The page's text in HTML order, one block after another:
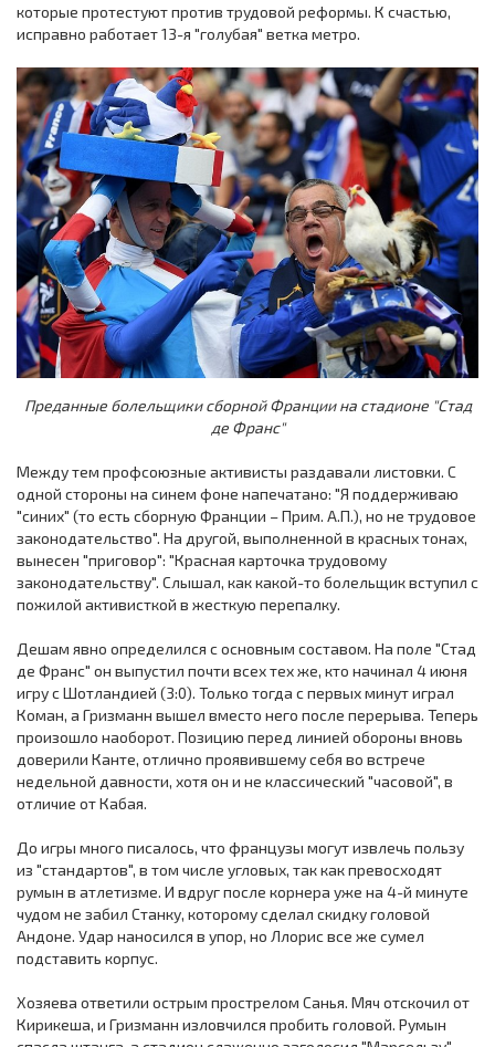
которые протестуют против трудовой реформы. К счастью,
исправно работает 13-я "голубая" ветка метро.
Преданные болельщики сборной Франции на стадионе "Стад
де Франс"
Между тем профсоюзные активисты раздавали листовки. С
одной стороны на синем фоне напечатано: "Я поддерживаю
"синих" (то есть сборную Франции – Прим. А.П.), но не трудовое
законодательство". На другой, выполненной в красных тонах,
вынесен "приговор": "Красная карточка трудовому
законодательству". Слышал, как какой-то болельщик вступил с
пожилой активисткой в жесткую перепалку.
Дешам явно определился с основным составом. На поле "Стад
де Франс" он выпустил почти всех тех же, кто начинал 4 июня
игру с Шотландией (3:0). Только тогда с первых минут играл
Коман, а Гризманн вышел вместо него после перерыва. Теперь
произошло наоборот. Позицию перед линией обороны вновь
доверили Канте, отлично проявившему себя во встрече
недельной давности, хотя он и не классический "часовой", в
отличие от Кабая.
До игры много писалось, что французы могут извлечь пользу
из "стандартов", в том числе угловых, так как превосходят
румын в атлетизме. И вдруг после корнера уже на 4-й минуте
чудом не забил Станку, которому сделал скидку головой
Андоне. Удар наносился в упор, но Ллорис все же сумел
подставить корпус.
Хозяева ответили острым прострелом Санья. Мяч отскочил от
Кирикеша, и Гризманн изловчился пробить головой. Румын